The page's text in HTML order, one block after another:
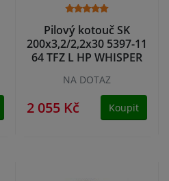
Pilový kotouč SK
200x3,2/2,2x30 5397-11
64 TFZ L HP WHISPER
NA DOTAZ
2 055 Kč Koupit